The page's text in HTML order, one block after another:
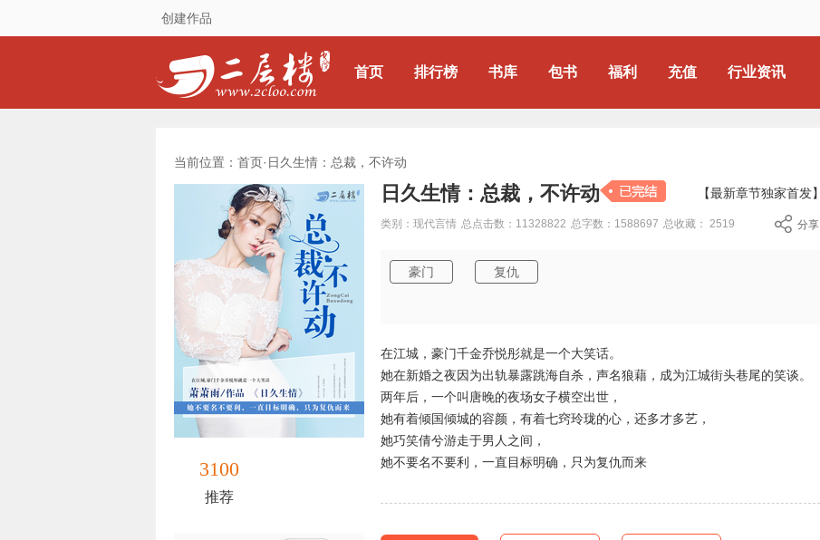
创建作品
首页 排行榜 书库 包书 福利 充值 行业资讯
当前位置：首页· 日久生情：总裁，不许动
3100
推荐
日久生情：总裁，不许动 【最新章节独家首发】
类别：现代言情 总点击数：11328822 总字数：1588697 总收藏： 2519 分享
豪门 复仇
在江城，豪门千金乔悦彤就是一个大笑话。
她在新婚之夜因为出轨暴露跳海自杀，声名狼藉，成为江城街头巷尾的笑谈。
两年后，一个叫唐晚的夜场女子横空出世，
她有着倾国倾城的容颜，有着七窍玲珑的心，还多才多艺，
她巧笑倩兮游走于男人之间，
她不要名不要利，一直目标明确，只为复仇而来